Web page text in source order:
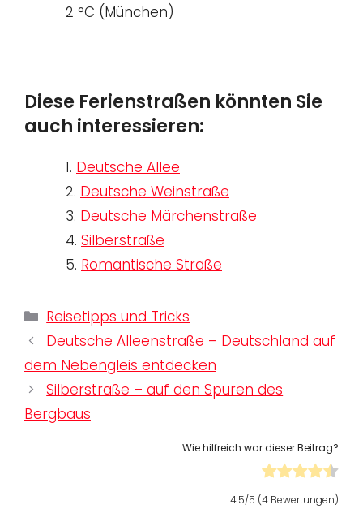
2 °C (München)
Diese Ferienstraßen könnten Sie
auch interessieren:
1. Deutsche Allee
2. Deutsche Weinstraße
3. Deutsche Märchenstraße
4. Silberstraße
5. Romantische Straße
Kategorien
Reisetipps und Tricks
Deutsche Alleenstraße – Deutschland auf
dem Nebengleis entdecken
Silberstraße – auf den Spuren des
Bergbaus
Wie hilfreich war dieser Beitrag?
4.5/5 (4 Bewertungen)